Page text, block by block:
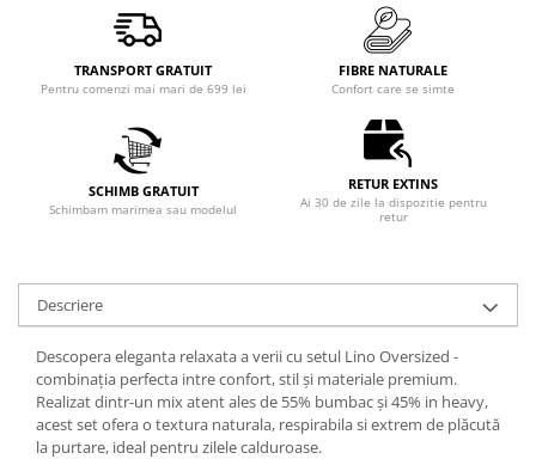
TRANSPORT GRATUIT
Pentru comenzi mai mari de 699 lei
FIBRE NATURALE
Confort care se simte
SCHIMB GRATUIT
Schimbam marimea sau modelul
RETUR EXTINS
Ai 30 de zile la dispozitie pentru
retur
Descriere
Descopera eleganta relaxata a verii cu setul Lino Oversized -
combinația perfecta intre confort, stil și materiale premium.
Realizat dintr-un mix atent ales de 55% bumbac și 45% in heavy,
acest set ofera o textura naturala, respirabila si extrem de plăcută
la purtare, ideal pentru zilele calduroase.